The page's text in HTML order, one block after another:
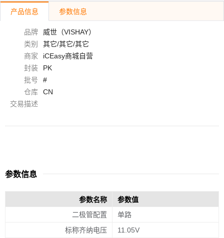
产品信息 参数信息
品牌
威世（VISHAY）
类别
其它/其它/其它
商家
iCEasy商城自营
封装
PK
批号
#
仓库
CN
交易描述
参数信息
参数名称
参数值
二极管配置
单路
标称齐纳电压
11.05V